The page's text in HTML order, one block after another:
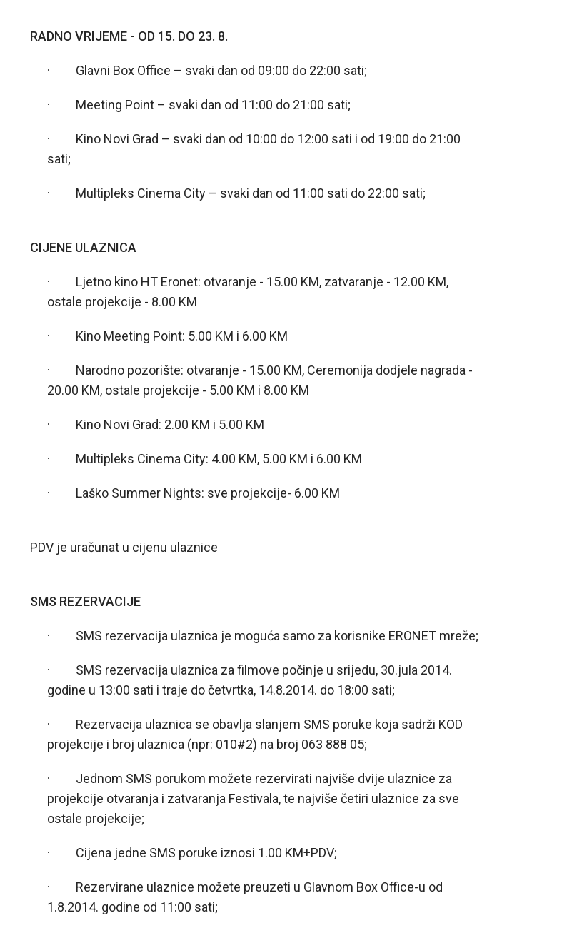
RADNO VRIJEME - OD 15. DO 23. 8.
· Glavni Box Office – svaki dan od 09:00 do 22:00 sati;
· Meeting Point – svaki dan od 11:00 do 21:00 sati;
· Kino Novi Grad – svaki dan od 10:00 do 12:00 sati i od 19:00 do 21:00
sati;
· Multipleks Cinema City – svaki dan od 11:00 sati do 22:00 sati;
CIJENE ULAZNICA
· Ljetno kino HT Eronet: otvaranje - 15.00 KM, zatvaranje - 12.00 KM,
ostale projekcije - 8.00 KM
· Kino Meeting Point: 5.00 KM i 6.00 KM
· Narodno pozorište: otvaranje - 15.00 KM, Ceremonija dodjele nagrada -
20.00 KM, ostale projekcije - 5.00 KM i 8.00 KM
· Kino Novi Grad: 2.00 KM i 5.00 KM
· Multipleks Cinema City: 4.00 KM, 5.00 KM i 6.00 KM
· Laško Summer Nights: sve projekcije- 6.00 KM
PDV je uračunat u cijenu ulaznice
SMS REZERVACIJE
· SMS rezervacija ulaznica je moguća samo za korisnike ERONET mreže;
· SMS rezervacija ulaznica za filmove počinje u srijedu, 30.jula 2014.
godine u 13:00 sati i traje do četvrtka, 14.8.2014. do 18:00 sati;
· Rezervacija ulaznica se obavlja slanjem SMS poruke koja sadrži KOD
projekcije i broj ulaznica (npr: 010#2) na broj 063 888 05;
· Jednom SMS porukom možete rezervirati najviše dvije ulaznice za
projekcije otvaranja i zatvaranja Festivala, te najviše četiri ulaznice za sve
ostale projekcije;
· Cijena jedne SMS poruke iznosi 1.00 KM+PDV;
· Rezervirane ulaznice možete preuzeti u Glavnom Box Office-u od
1.8.2014. godine od 11:00 sati;